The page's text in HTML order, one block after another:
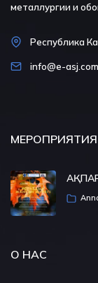
металлургии и
Республика
info@e-asj.com
МЕРОПРИЯТИЯ
О НАС